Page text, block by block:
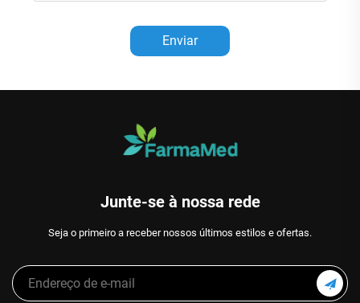
Enviar
Junte-se à nossa rede
Seja o primeiro a receber nossos últimos estilos e ofertas.